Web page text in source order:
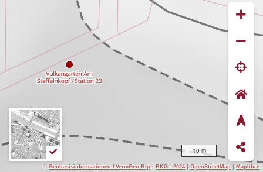
10 m
©Geobasisinformationen LVermGeo Rlp |BKG - 2024 |OpenStreetMap |Maplibre